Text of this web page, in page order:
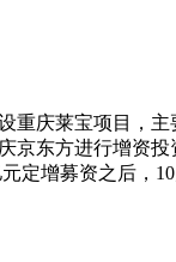
重庆莱宝项目，主
京东方进行增资
定增募资之后，